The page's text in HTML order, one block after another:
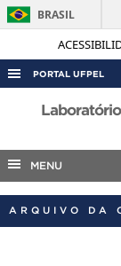
BRASIL
PORTAL UFPEL
ACESSO À
COBALTO
CONCURSOS
MENU
ARQUIVO DA